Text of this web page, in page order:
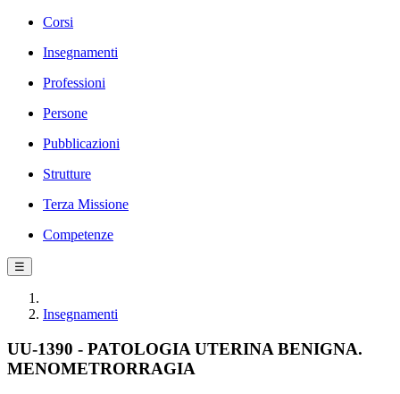
Corsi
Insegnamenti
Professioni
Persone
Pubblicazioni
Strutture
Terza Missione
Competenze
☰
Insegnamenti
UU-1390 - PATOLOGIA UTERINA BENIGNA.
MENOMETRORRAGIA